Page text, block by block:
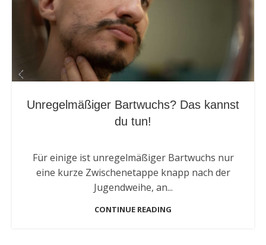
Unregelmäßiger Bartwuchs? Das kannst
du tun!
Für einige ist unregelmäßiger Bartwuchs nur
eine kurze Zwischenetappe knapp nach der
Jugendweihe, an...
CONTINUE READING